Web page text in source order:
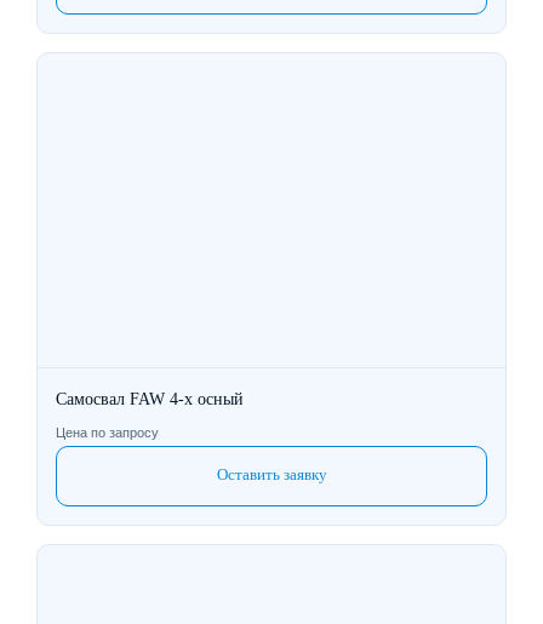
Самосвал FAW 4-х осный
Цена по запросу
Оставить заявку